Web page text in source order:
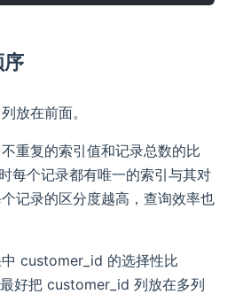
序
放在前面。
重复的索引值和记录总数的比
每个记录都有唯一的索引与其对
记录的区分度越高，查询效率也
customer_id 的选择性比
好把 customer_id 列放在多列